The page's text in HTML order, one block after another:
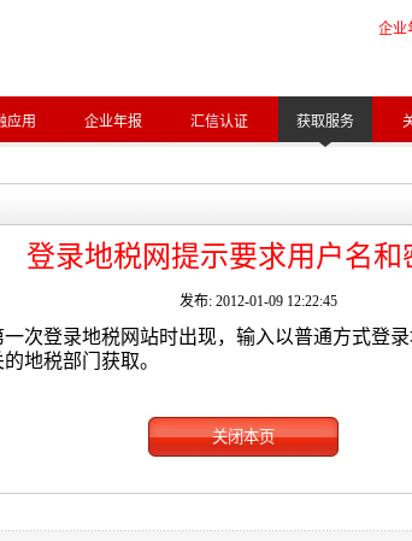
企业
应用 企业年报 汇信认证 获取服务
登录地税网提示要求用户名和
发布: 2012-01-09 12:22:45
次登录地税网站时出现，输入以普通方式登
地税部门获取。